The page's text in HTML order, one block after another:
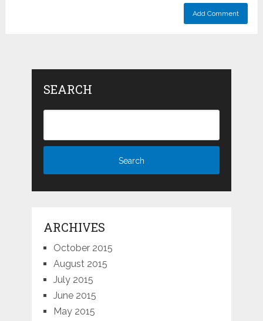
SEARCH
ARCHIVES
October 2015
August 2015
July 2015
June 2015
May 2015